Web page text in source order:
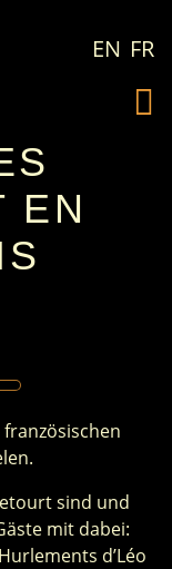
EN FR
EN
sind und
mit dabei:
d’Léo